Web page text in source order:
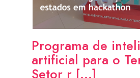
Programa de
artificial para o
Setor r [...]